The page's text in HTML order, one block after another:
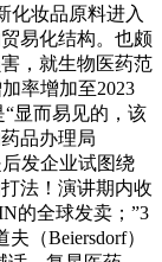
化妆品原料进入
易化结构。也颇
，就生物医药范
率增加至2023
显而易见的，该
品办理局
发企业试图绕
法！演讲期内收
的全球发卖；”3
（Beiersdorf）